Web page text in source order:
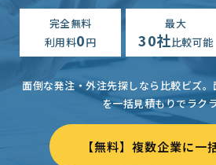
完全無料
利用料0円
最大
30社比較可能
面倒な発注・外注先探しなら比較ビズ。
を一括見積もりでラク
【無料】複数企業に一